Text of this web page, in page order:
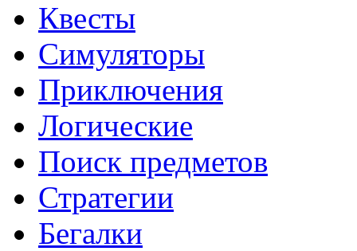
Квесты
Симуляторы
Приключения
Логические
Поиск предметов
Стратегии
Бегалки